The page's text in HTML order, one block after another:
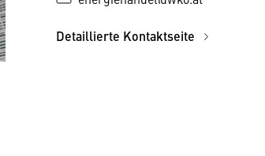
Detaillierte Kontaktseite